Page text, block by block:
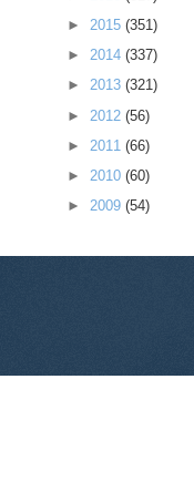
► 2015 (351)
► 2014 (337)
► 2013 (321)
► 2012 (56)
► 2011 (66)
► 2010 (60)
► 2009 (54)